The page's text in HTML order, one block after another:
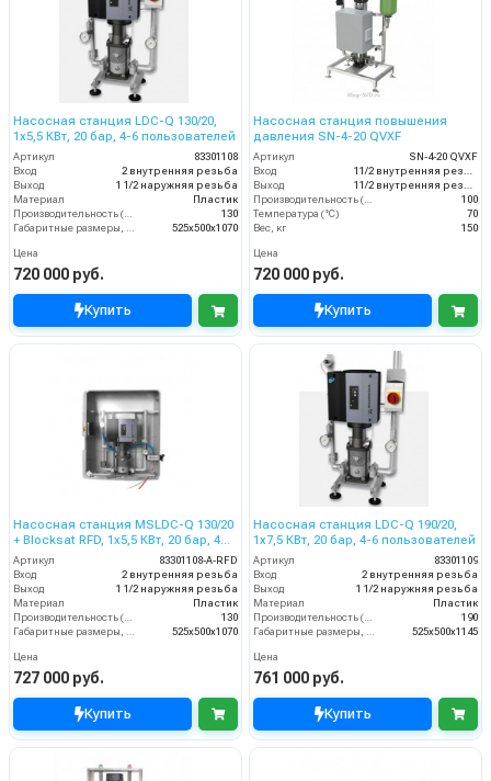
Насосная станция LDC-Q 130/20,
1x5,5 КВт, 20 бар, 4-6 пользователей
Артикул
83301108
Вход
2 внутренняя резьба
Выход
1 1/2 наружняя резьба
Материал
Пластик
Производительность (л/мин)
130
Габаритные размеры, мм
525x500x1070
Цена
720 000 руб.
Купить
Насосная станция повышения
давления SN-4-20 QVXF
Артикул
SN-4-20 QVXF
Вход
11/2 внутренняя резьба
Выход
11/2 внутренняя резьба
Производительность (л/мин)
100
Температура (°C)
70
Вес, кг
150
Цена
720 000 руб.
Купить
Насосная станция MSLDC-Q 130/20
+ Blocksat RFD, 1x5,5 КВт, 20 бар, 4
пользователя
Артикул
83301108-A-RFD
Вход
2 внутренняя резьба
Выход
1 1/2 наружняя резьба
Материал
Пластик
130
525x500x1070
Цена
727 000 руб.
Купить
Насосная станция LDC-Q 190/20,
1x7,5 КВт, 20 бар, 4-6 пользователей
Артикул
83301109
Вход
2 внутренняя резьба
Выход
1 1/2 наружняя резьба
Материал
Пластик
190
525x500x1145
Цена
761 000 руб.
Купить